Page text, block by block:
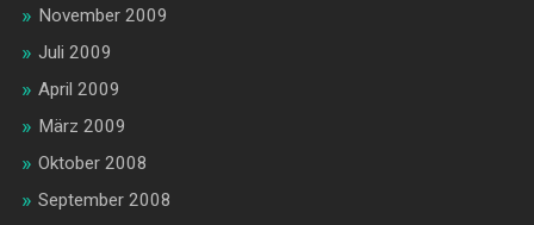
November 2009
Juli 2009
April 2009
März 2009
Oktober 2008
September 2008